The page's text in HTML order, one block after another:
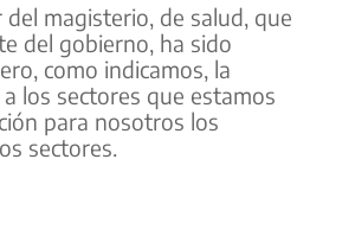
magisterio, de salud, que
del gobierno, ha sido
como indicamos, la
los sectores que estamos
para nosotros los
sectores.